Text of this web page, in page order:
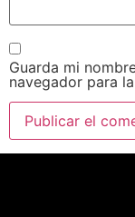
Guarda mi
navegador para